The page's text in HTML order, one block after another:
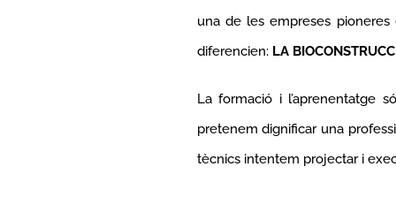
una de les empreses
diferencien: LA
La formació i l’aprenentatge
pretenem dignificar una
tècnics intentem projectar i